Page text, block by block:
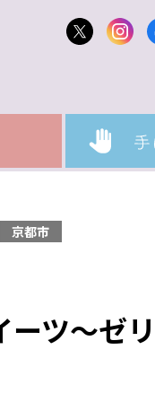
京都市
ーツ〜ゼ